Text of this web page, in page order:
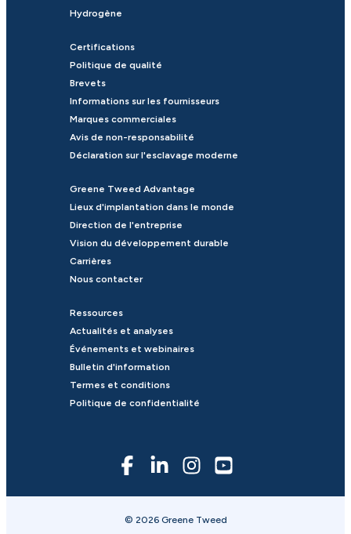
Hydrogène
Certifications
Politique de qualité
Brevets
Informations sur les fournisseurs
Marques commerciales
Avis de non-responsabilité
Déclaration sur l'esclavage moderne
Greene Tweed Advantage
Lieux d'implantation dans le monde
Direction de l'entreprise
Vision du développement durable
Carrières
Nous contacter
Ressources
Actualités et analyses
Événements et webinaires
Bulletin d'information
Termes et conditions
Politique de confidentialité
© 2026 Greene Tweed